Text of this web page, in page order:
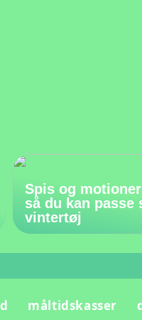
Spis og
så du kan passe
vintertøj
måltidskasser